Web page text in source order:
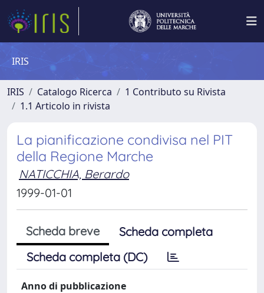
IRIS
IRIS Catalogo Ricerca
1 Contributo su Rivista
1.1 Articolo in rivista
La pianificazione condivisa nel PIT
della Regione Marche
NATICCHIA, Berardo
1999-01-01
Scheda breve
Scheda completa
Scheda completa (DC)
Anno di pubblicazione